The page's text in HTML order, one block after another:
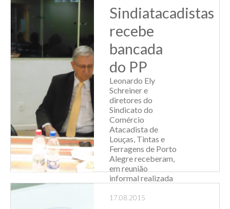
nova relação de
transparência
entre o Fisc...
Leia Mais
Sindiatacadistas
recebe
bancada
do PP
Leonardo Ely
Schreiner e
diretores do
Sindicato do
Comércio
Atacadista de
Louças, Tintas e
Ferragens de Porto
Alegre receberam,
em reunião
informal realizada
Sindiatacadistas,
17.08.2015